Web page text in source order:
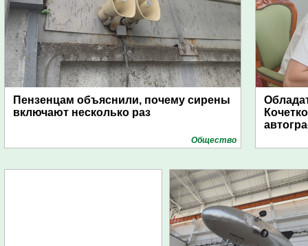
Пензенцам объяснили, почему сирены
включают несколько раз
Общество